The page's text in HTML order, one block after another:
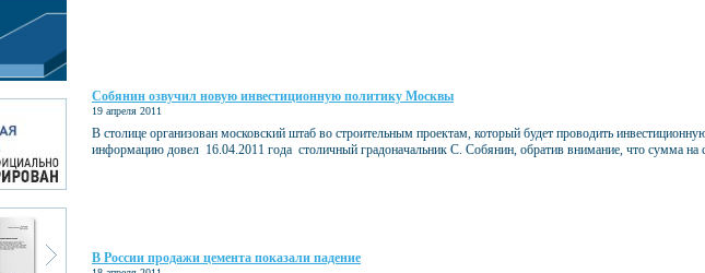
Собянин озвучил новую инвестиционную политику Москвы
19 апреля 2011
В столице организован московский штаб во строительным проектам, который будет проводить
информацию довел 16.04.2011 года столичный градоначальник С. Собянин, обратив внимание, что сумма
В России продажи цемента показали падение